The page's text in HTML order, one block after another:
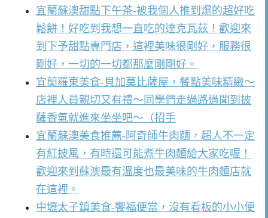
宜蘭蘇澳甜點下午茶-被我個人推到爆的超好吃
鬆餅！好吃到我想一直吃的達克瓦茲！歡迎來
到下予甜點專門店，這裡美味很剛好，服務很
剛好，一切的一切都那麼剛剛好。
宜蘭羅東美食-貝加莫比薩屋，餐點美味精緻～
店裡人員親切又有禮～同學們走過路過聞到披
薩香氣就進來坐坐吧～（招手
宜蘭蘇澳美食推薦-阿奇師牛肉麵，超人不一定
有紅披風，有時還可能煮牛肉麵給大家吃喔！
歡迎來到蘇澳最有溫度也最美味的牛肉麵店就
在這裡。
中壢太子鎮美食-饗福便當，沒有看板的小小便